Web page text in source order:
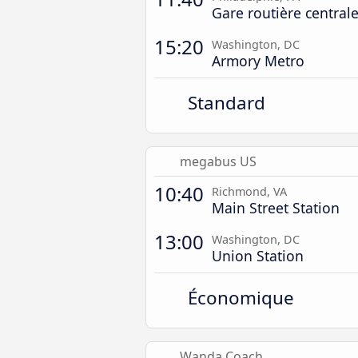
Gare routière centrale
15:20 Washington, DC
Armory Metro
Standard
megabus US
10:40 Richmond, VA
Main Street Station
13:00 Washington, DC
Union Station
Économique